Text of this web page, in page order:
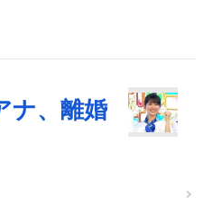
ナ、離婚